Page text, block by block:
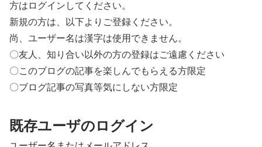
方はログインしてください。
新規の方は、以下よりご登録ください。
尚、ユーザー名は漢字は使用できません。
〇友人、知り合い以外の方の登録はご遠慮ください
〇このブログの記事を楽しんでもらえる方限定
〇ブログ記事の写真等気にしない方限定
既存ユーザのログイン